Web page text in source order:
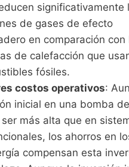
significativamente
de gases de efecto
en comparación con
de calefacción que
fósiles.
costos operativos:
inicial en una bomba
más alta que en
los ahorros en
compensan esta